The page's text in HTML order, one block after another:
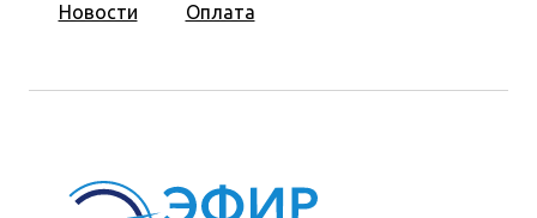
Новости
Оплата